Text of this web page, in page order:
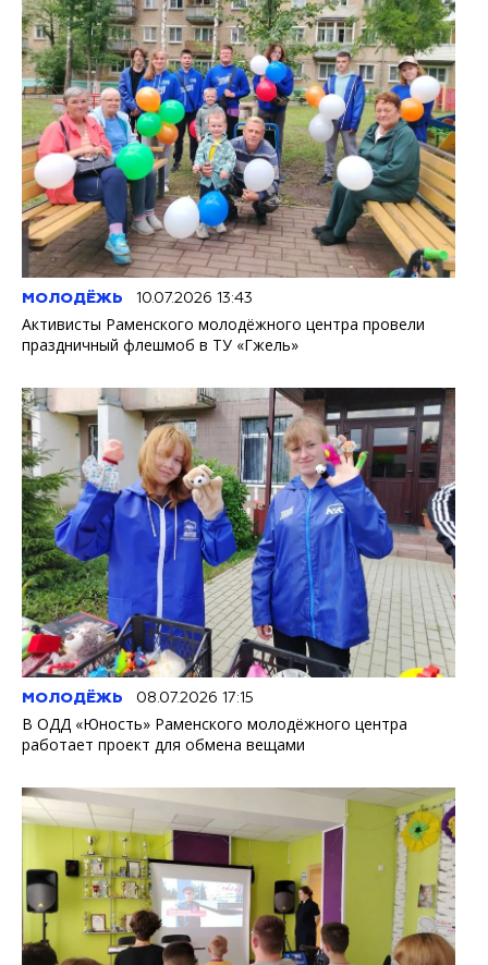
МОЛОДЁЖЬ 10.07.2026 13:43
Активисты Раменского молодёжного центра провели
праздничный флешмоб в ТУ «Гжель»
МОЛОДЁЖЬ 08.07.2026 17:15
В ОДД «Юность» Раменского молодёжного центра
работает проект для обмена вещами